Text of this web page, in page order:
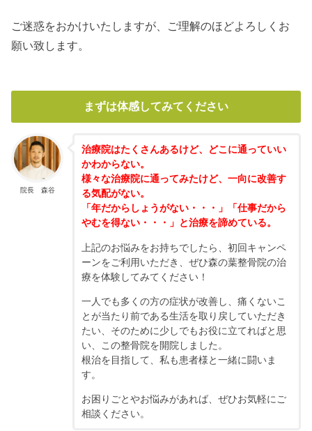
ご迷惑をおかけいたしますが、ご理解のほどよろしくお
願い致します。
まずは体感してみてください
院長 森谷
治療院はたくさんあるけど、どこに通っていい
かわからない。
様々な治療院に通ってみたけど、一向に改善す
る気配がない。
「年だからしょうがない・・・」「仕事だから
やむを得ない・・・」と治療を諦めている。
上記のお悩みをお持ちでしたら、初回キャンペ
ーンをご利用いただき、ぜひ森の葉整骨院の治
療を体験してみてください！
一人でも多くの方の症状が改善し、痛くないこ
とが当たり前である生活を取り戻していただき
たい、そのために少しでもお役に立てればと思
い、この整骨院を開院しました。
根治を目指して、私も患者様と一緒に闘いま
す。
お困りごとやお悩みがあれば、ぜひお気軽にご
相談ください。